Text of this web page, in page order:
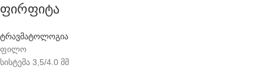
ფირფიტა
ტრავმატოლოგია
ფილო
სისტემა 3,5/4.0 მმ